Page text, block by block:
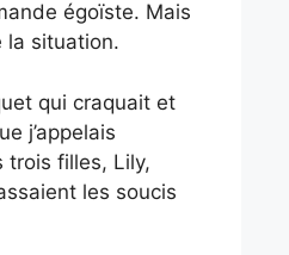
égoïste. Mais
la situation.
qui craquait et
j’appelais
trois filles, Lily,
les soucis